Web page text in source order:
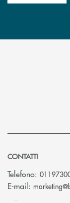
CONTATTI
Telefono:
E-mail: